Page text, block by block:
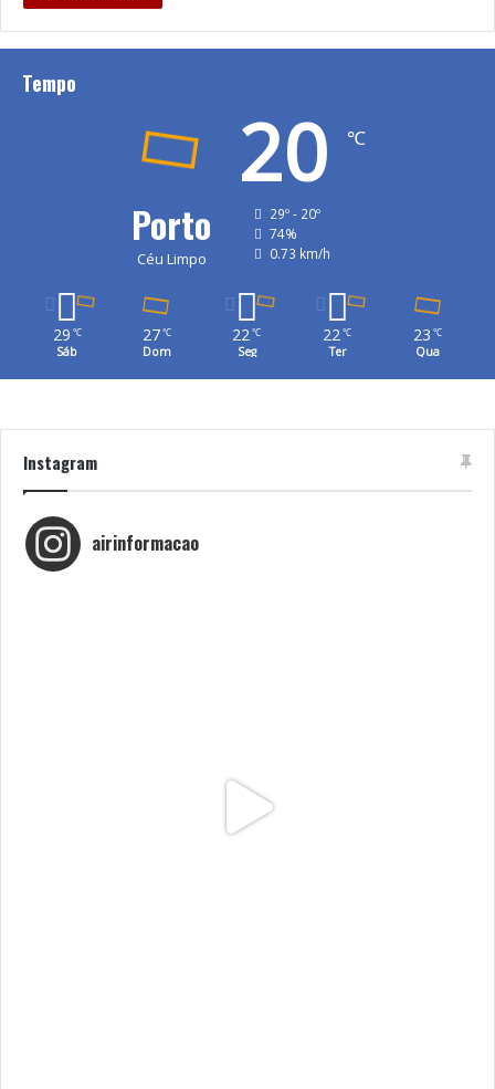
Tempo
Porto
Céu Limpo
20 ℃
29º - 20º
74%
0.73 km/h
29 ℃
Sáb
27 ℃
Dom
22℃
Seg
22℃
Ter
23 ℃
Qua
Instagram
airinformacao